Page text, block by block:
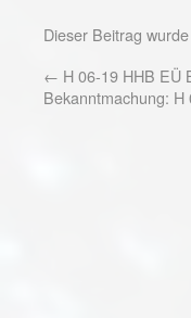
Dieser Beitrag
← H 06-19 HHB EÜ
Bekanntmachung: H